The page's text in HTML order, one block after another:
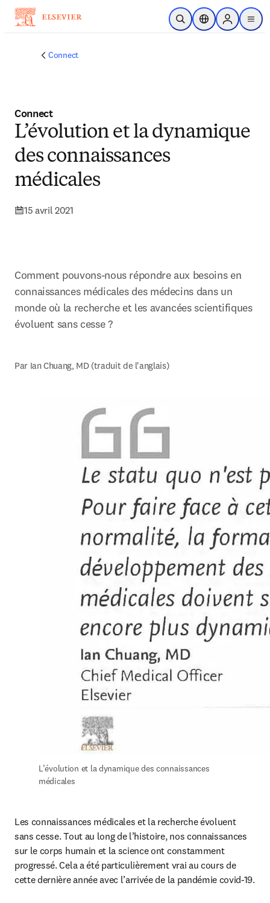
Passer au contenu principal
Ouvrir la recherche
Sélecteur de
Sign in to
menu
Connect
Connect
L’évolution et la dynamique
des connaissances
médicales
15 avril 2021
Comment pouvons-nous répondre aux besoins en
connaissances médicales des médecins dans un
monde où la recherche et les avancées scientifiques
évoluent sans cesse ?
Par Ian Chuang, MD (traduit de l'anglais)
L’évolution et la dynamique des connaissances
médicales
Les connaissances médicales et la recherche évoluent
sans cesse. Tout au long de l’histoire, nos connaissances
sur le corps humain et la science ont constamment
progressé. Cela a été particulièrement vrai au cours de
cette dernière année avec l’arrivée de la pandémie covid-19.